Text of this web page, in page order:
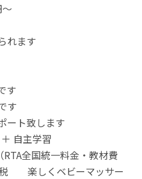
れます
す
す
ート致します
自主学習
全国統一料金・教材費
税 楽しくベビーマッサー